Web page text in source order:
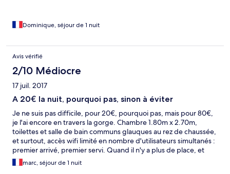
pour visiter Hakone et ses alentours.
Dominique, séjour de 1 nuit
Avis vérifié
2/10 Médiocre
17 juil. 2017
A 20€ la nuit, pourquoi pas, sinon à éviter
Je ne suis pas difficile, pour 20€, pourquoi pas, mais pour 80€,
je l'ai encore en travers la gorge. Chambre 1.80m x 2.70m,
toilettes et salle de bain communs glauques au rez de chaussée,
et surtout, accès wifi limité en nombre d'utilisateurs simultanés :
premier arrivé, premier servi. Quand il n'y a plus de place, et
que vous allez vous plaindre, on vous explique qu'on peut rien y
faire. Tant pis. A réserver au sommeil profond car les trains
marc, séjour de 1 nuit